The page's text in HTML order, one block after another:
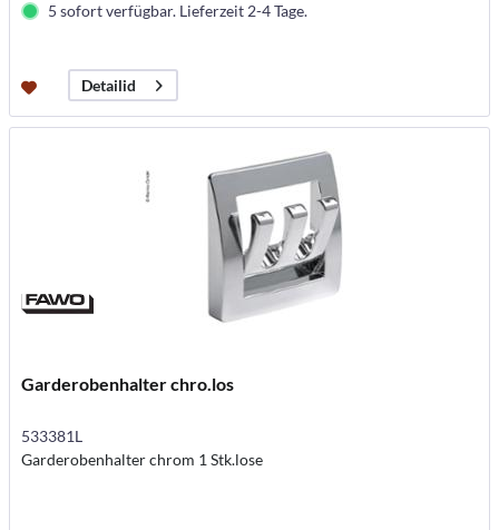
5 sofort verfügbar. Lieferzeit 2-4 Tage.
Detailid
Garderobenhalter chro.los
533381L
Garderobenhalter chrom 1 Stk.lose